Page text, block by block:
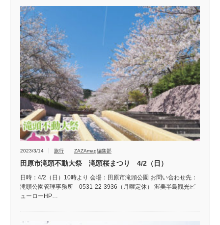
2023/3/14 旅行 ZAZAmag編集部
田原市滝頭不動大祭 滝頭桜まつり 4/2（日）
日時：4/2（日）10時より 会場：田原市滝頭公園 お問い合わせ先：
滝頭公園管理事務所 0531-22-3936（月曜定休） 渥美半島観光ビ
ューローHP…